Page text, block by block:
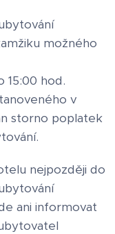
možného
15:00 hod.
v
storno poplatek
nejpozději do
ani informovat